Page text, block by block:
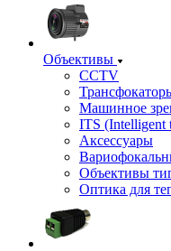
Объективы
CCTV
Машинное
ITS (Intelligent
Аксессуары
Объективы
Оптика для